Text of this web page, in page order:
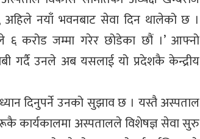
अहिले नयाँ भवनबाट सेवा दिन थालेको छ ।
६ करोड जम्मा गरेर छोडेका छौं ।’ आफ्नो
गर्दै उनले अब यसलाई यो प्रदेशकै केन्द्रीय
दिनुपर्ने उनको सुझाव छ । यस्तै अस्पताल
कार्यकालमा अस्पतालले विशेषज्ञ सेवा सुरु